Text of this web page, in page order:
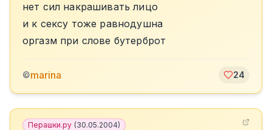
нет сил накрашивать лицо
и к сексу тоже равнодушна
оргазм при слове бутерброт
©marina 24
Перашки.ру (30.05.2004)